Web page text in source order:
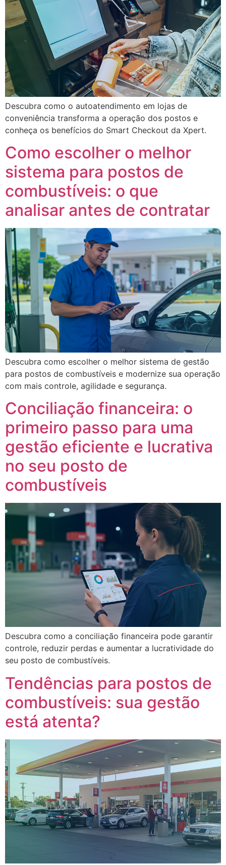
Descubra como o autoatendimento em lojas de
conveniência transforma a operação dos postos e
conheça os benefícios do Smart Checkout da Xpert.
Como escolher o melhor
sistema para postos de
combustíveis: o que
analisar antes de contratar
Descubra como escolher o melhor sistema de gestão
para postos de combustíveis e modernize sua operação
com mais controle, agilidade e segurança.
Conciliação financeira: o
primeiro passo para uma
gestão eficiente e lucrativa
no seu posto de
combustíveis
Descubra como a conciliação financeira pode garantir
controle, reduzir perdas e aumentar a lucratividade do
seu posto de combustíveis.
Tendências para postos de
combustíveis: sua gestão
está atenta?